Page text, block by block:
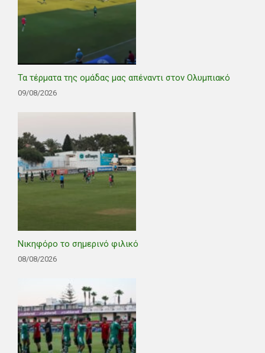
Τα τέρματα της ομάδας μας απέναντι στον Ολυμπιακό
09/08/2026
Νικηφόρο το σημερινό φιλικό
08/08/2026